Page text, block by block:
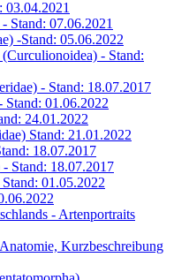
03.04.2021
Stand: 07.06.2021
-Stand: 05.06.2022
- Stand:
- Stand: 18.07.2017
Stand: 01.06.2022
24.01.2022
Stand: 21.01.2022
18.07.2017
Stand: 18.07.2017
01.05.2022
- Artenportraits
Kurzbeschreibung